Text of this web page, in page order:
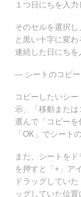
１つ日にちを入力
そのセルを選択
と黒い十字に変
連続した日にちを
— シートのコピー
コピーしたいシ
示、「移動また
選んで「コピーを
「OK」でシート
また、シートを
を押すと「+」ア
ドラッグしてい
ッグしていた位置